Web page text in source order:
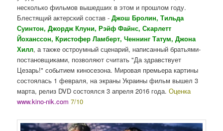
несколько фильмов вышедших в этом и прошлом году.
Блестящий актерский состав -Джош Бролин, Тильда
Суинтон, Джордж Клуни, Рэйф Файнс, Скарлетт
Йоханссон, Кристофер Ламберт, Ченнинг Татум, Джона
Хилл, а также остроумный сценарий, написанный братьями-
постановщиками, позволяют считать "Да здравствует
Цезарь!" событием киносезона. Мировая премьера картины
состоялась 1 февраля, на экраны Украины фильм вышел 3
марта, релиз DVD состоялся 3 апреля 2016 года.Оценка
www.kino-nik.com7/10